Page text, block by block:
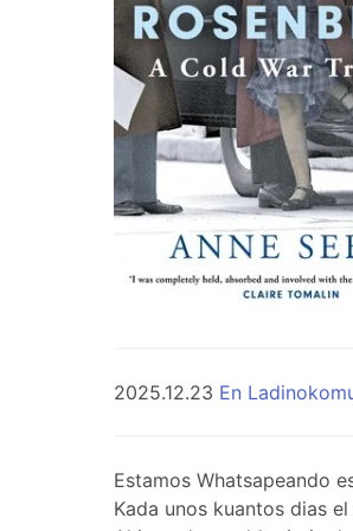
2025.12.23 En
Estamos Whatsapeando
Kada unos kuantos dias